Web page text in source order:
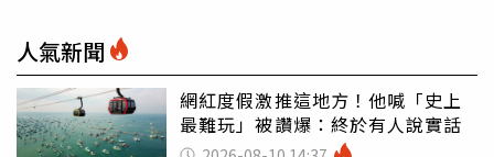
人氣新聞
網紅度假激推這地方！他喊「史上
最難玩」被讚爆：終於有人說實話